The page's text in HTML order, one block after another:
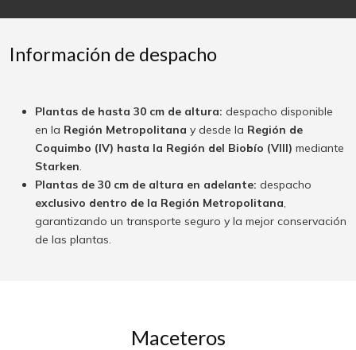
Información de despacho
Plantas de hasta 30 cm de altura: despacho disponible
en la Región Metropolitana y desde la Región de
Coquimbo (IV) hasta la Región del Biobío (VIII) mediante
Starken.
Plantas de 30 cm de altura en adelante: despacho
exclusivo dentro de la Región Metropolitana,
garantizando un transporte seguro y la mejor conservación
de las plantas.
Maceteros